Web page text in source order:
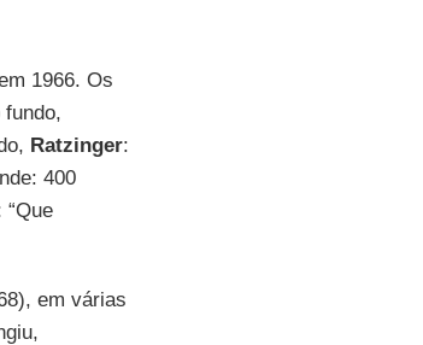
1966. Os
Ratzinger:
400
em várias